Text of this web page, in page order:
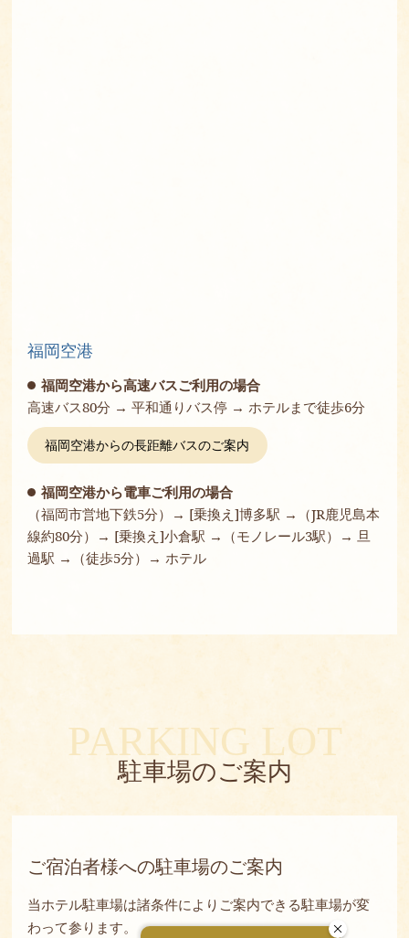
福岡空港
福岡空港から高速バスご利用の場合
高速バス80分 → 平和通りバス停 → ホテルまで徒歩6分
福岡空港からの長距離バスのご案内
福岡空港から電車ご利用の場合
（福岡市営地下鉄5分）→ [乗換え]博多駅 →（JR鹿児島本
線約80分）→ [乗換え]小倉駅 →（モノレール3駅）→ 旦
過駅 →（徒歩5分）→ ホテル
PARKING LOT
駐車場のご案内
ご宿泊者様への駐車場のご案内
当ホテル駐車場は諸条件によりご案内できる駐車場が変
わって参ります。